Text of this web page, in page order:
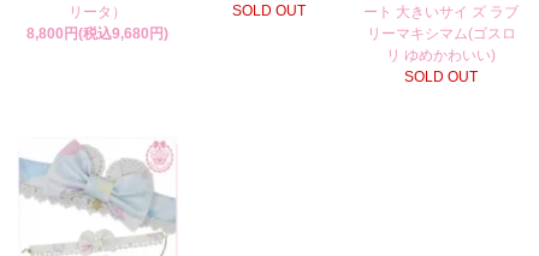
リータ）
8,800円(税込9,680円)
SOLD OUT
ート 大きいサイ ズ ラブ
リーマキシマム(ゴスロ
リ ゆめかわいい)
SOLD OUT